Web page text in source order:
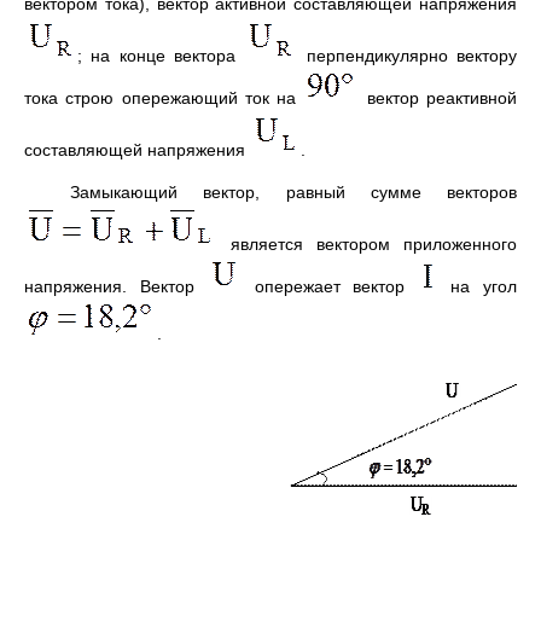
; на конце вектора перпендикулярно вектору
тока строю опережающий ток на вектор реактивной
составляющей напряжения
Замыкающий вектор, равный сумме векторов
является вектором приложенного
напряжения. Вектор опережает вектор на угол